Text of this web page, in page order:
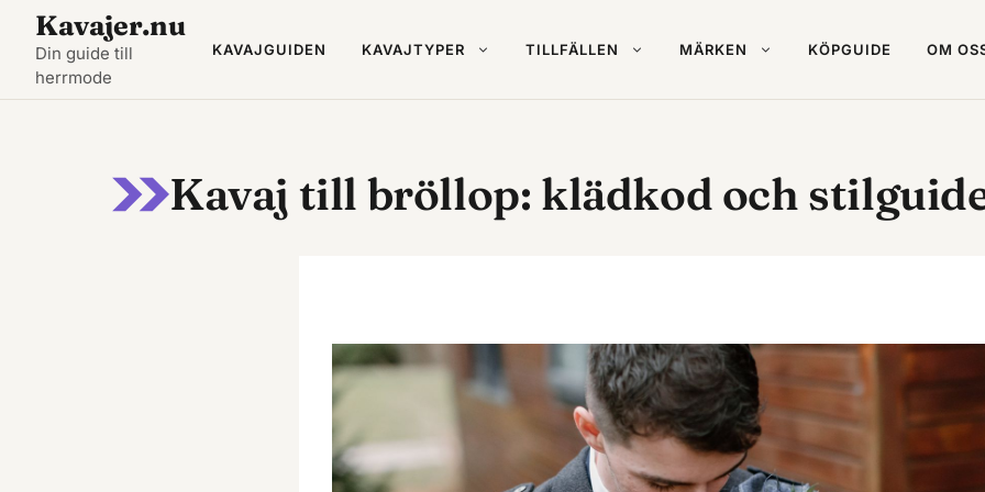
Hoppa
innehåll
Kavajer.nu
Din guide till
herrmode
KAVAJGUIDEN KAVAJTYPER TILLFÄLLEN MÄRKEN KÖPGUIDE OM
Kavaj till bröllop: klädkod och